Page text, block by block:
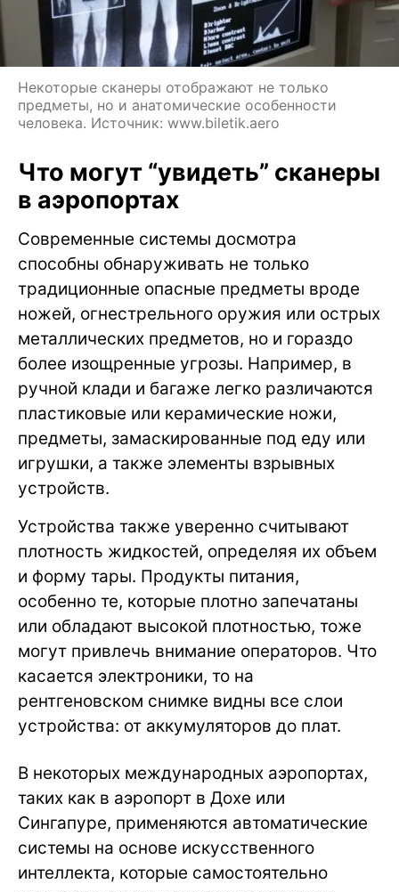
Некоторые сканеры отображают не только
предметы, но и анатомические особенности
человека. Источник: www.biletik.aero
Что могут “увидеть” сканеры
в аэропортах
Современные системы досмотра
способны обнаруживать не только
традиционные опасные предметы вроде
ножей, огнестрельного оружия или острых
металлических предметов, но и гораздо
более изощренные угрозы. Например, в
ручной клади и багаже легко различаются
пластиковые или керамические ножи,
предметы, замаскированные под еду или
игрушки, а также элементы взрывных
устройств.
Устройства также уверенно считывают
плотность жидкостей, определяя их объем
и форму тары. Продукты питания,
особенно те, которые плотно запечатаны
или обладают высокой плотностью, тоже
могут привлечь внимание операторов. Что
касается электроники, то на
рентгеновском снимке видны все слои
устройства: от аккумуляторов до плат.
В некоторых международных аэропортах,
таких как в аэропорт в Дохе или
Сингапуре, применяются автоматические
системы на основе искусственного
интеллекта, которые самостоятельно